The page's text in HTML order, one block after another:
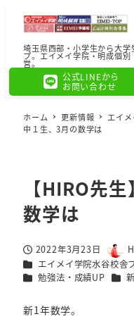
埼玉県西部・小学生から大
プ。エイメイ学院・明成個
営。
公式LINEから
お問い合わせ
ホーム 更新情報 エイ
中１生、3月の数学は
【HIRO先
数学は
投稿日2022年3月23日
著
者
カテゴリー
エイメイ学院水谷校舎
カテゴリー
勉強法・成績UP カテ
新1年数学。